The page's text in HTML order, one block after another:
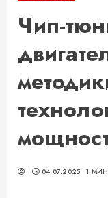
Чип-
04.07.2025 1